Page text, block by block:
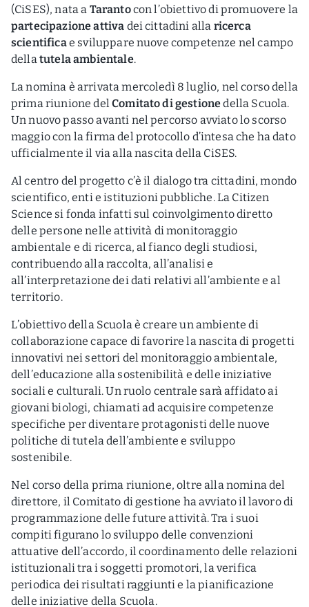
(CiSES), nata a Tarantocon l’obiettivo di promuovere la
partecipazione attiva dei cittadini alla ricerca
scientificae sviluppare nuove competenze nel campo
dellatutela ambientale.
La nomina è arrivata mercoledì 8 luglio, nel corso della
prima riunione delComitato di gestionedella Scuola.
Un nuovo passo avanti nel percorso avviato lo scorso
maggio con la firma del protocollo d’intesa che ha dato
ufficialmente il via alla nascita della CiSES.
Al centro del progetto c’è il dialogo tra cittadini, mondo
scientifico, enti e istituzioni pubbliche. La Citizen
Science si fonda infatti sul coinvolgimento diretto
delle persone nelle attività di monitoraggio
ambientale e di ricerca, al fianco degli studiosi,
contribuendo alla raccolta, all’analisi e
all’interpretazione dei dati relativi all’ambiente e al
territorio.
L’obiettivo della Scuola è creare un ambiente di
collaborazione capace di favorire la nascita di progetti
innovativi nei settori del monitoraggio ambientale,
dell’educazione alla sostenibilità e delle iniziative
sociali e culturali. Un ruolo centrale sarà affidato ai
giovani biologi, chiamati ad acquisire competenze
specifiche per diventare protagonisti delle nuove
politiche di tutela dell’ambiente e sviluppo
sostenibile.
Nel corso della prima riunione, oltre alla nomina del
direttore, il Comitato di gestione ha avviato il lavoro di
programmazione delle future attività. Tra i suoi
compiti figurano lo sviluppo delle convenzioni
attuative dell’accordo, il coordinamento delle relazioni
istituzionali tra i soggetti promotori, la verifica
periodica dei risultati raggiunti e la pianificazione
delle iniziative della Scuola.